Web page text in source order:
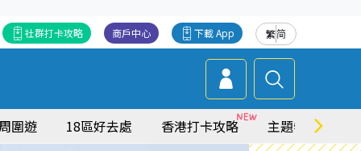
繁简
下載 App
商戶中心
社群打卡攻略
圍遊 18區好去處 香港打卡攻略 主題特集